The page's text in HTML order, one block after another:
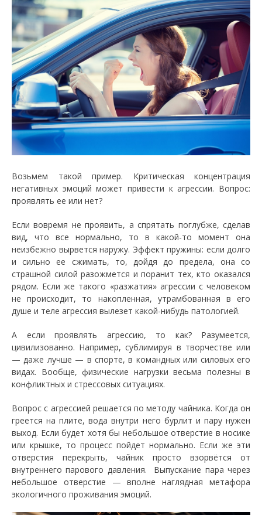
Возьмем такой пример. Критическая концентрация
негативных эмоций может привести к агрессии. Вопрос:
проявлять ее или нет?
Если вовремя не проявить, а спрятать поглубже, сделав
вид, что все нормально, то в какой-то момент она
неизбежно вырвется наружу. Эффект пружины: если долго
и сильно ее сжимать, то, дойдя до предела, она со
страшной силой разожмется и поранит тех, кто оказался
рядом. Если же такого «разжатия» агрессии с человеком
не происходит, то накопленная, утрамбованная в его
душе и теле агрессия вылезет какой-нибудь патологией.
А если проявлять агрессию, то как? Разумеется,
цивилизованно. Например, сублимируя в творчестве или
— даже лучше — в спорте, в командных или силовых его
видах. Вообще, физические нагрузки весьма полезны в
конфликтных и стрессовых ситуациях.
Вопрос с агрессией решается по методу чайника. Когда он
греется на плите, вода внутри него бурлит и пару нужен
выход. Если будет хотя бы небольшое отверстие в носике
или крышке, то процесс пойдет нормально. Если же эти
отверстия перекрыть, чайник просто взорвётся от
внутреннего парового давления. Выпускание пара через
небольшое отверстие — вполне наглядная метафора
экологичного проживания эмоций.